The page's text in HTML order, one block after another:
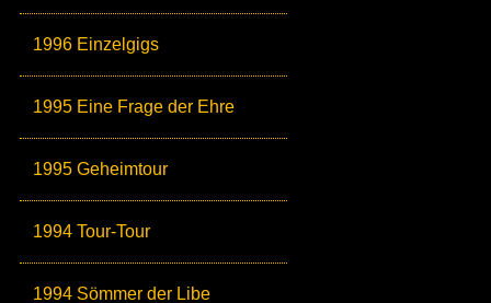
1996 Einzelgigs
1995 Eine Frage der Ehre
1995 Geheimtour
1994 Tour-Tour
1994 Sömmer der Libe